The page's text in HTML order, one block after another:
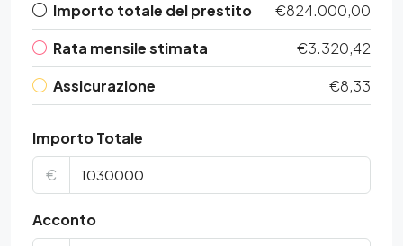
Importo totale del prestito
€824.000,00
Rata mensile stimata
€3.320,42
Assicurazione
€8,33
Importo Totale
€
Acconto